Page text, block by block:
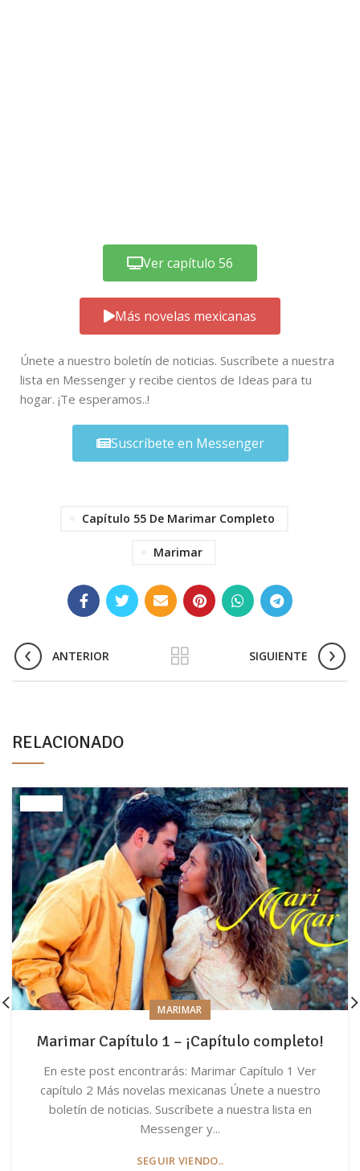
Ver capítulo 56
Más novelas mexicanas
Únete a nuestro boletín de noticias. Suscríbete a nuestra
lista en Messenger y recibe cientos de Ideas para tu
hogar. ¡Te esperamos..!
Suscríbete en Messenger
Capítulo 55 De Marimar Completo
Marimar
ANTERIOR SIGUIENTE
RELACIONADO
MARIMAR
Marimar Capítulo 1 – ¡Capítulo completo!
En este post encontrarás: Marimar Capítulo 1 Ver
capítulo 2 Más novelas mexicanas Únete a nuestro
boletín de noticias. Suscríbete a nuestra lista en
Messenger y...
SEGUIR VIENDO..